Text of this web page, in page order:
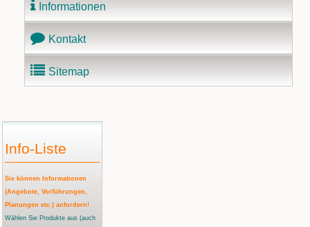
Informationen
Kontakt
Sitemap
Info-Liste
Sie können Informationen
(Angebote, Vorführungen,
Planungen etc.) anfordern!
Wählen Sie Produkte aus (auch